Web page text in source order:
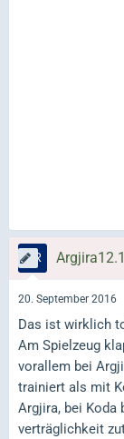
Argjira12.1
20. September 2016
Das ist wirklich
Am Spielzeug
vorallem bei
trainiert als mit
Argjira, bei Koda
verträglichkeit